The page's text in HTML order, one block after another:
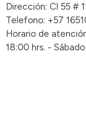
Dirección: Cl 55 #
Telefono: +57
Horario de
18:00 hrs. -